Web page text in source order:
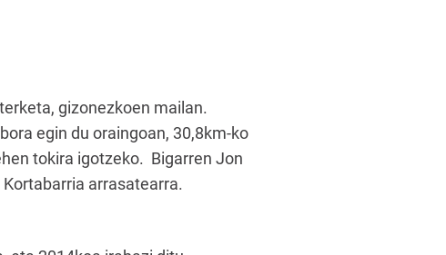
gizonezkoen mailan.
egin du oraingoan, 30,8km-ko
tokira igotzeko. Bigarren Jon
arrasatearra.